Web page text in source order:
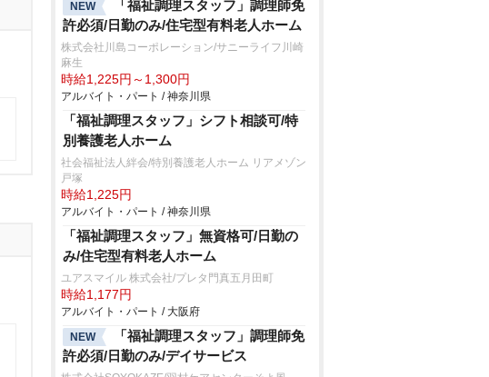
NEW
「福祉調理スタッフ」調理師免
許必須/日勤のみ/住宅型有料老人ホーム
株式会社川島コーポレーション/サニーライフ川崎
麻生
時給1,225円～1,300円
アルバイト・パート / 神奈川県
「福祉調理スタッフ」シフト相談可/特
別養護老人ホーム
社会福祉法人絆会/特別養護老人ホーム リアメゾン
戸塚
時給1,225円
アルバイト・パート / 神奈川県
「福祉調理スタッフ」無資格可/日勤の
み/住宅型有料老人ホーム
ユアスマイル 株式会社/プレタ門真五月田町
時給1,177円
アルバイト・パート / 大阪府
NEW
「福祉調理スタッフ」調理師免
許必須/日勤のみ/デイサービス